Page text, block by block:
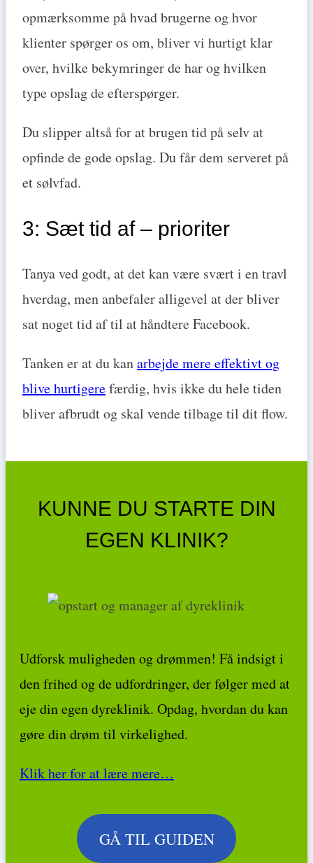
opmærksomme på hvad brugerne og hvor
klienter spørger os om, bliver vi hurtigt klar
over, hvilke bekymringer de har og hvilken
type opslag de efterspørger.
Du slipper altså for at brugen tid på selv at
opfinde de gode opslag. Du får dem serveret på
et sølvfad.
3: Sæt tid af – prioriter
Tanya ved godt, at det kan være svært i en travl
hverdag, men anbefaler alligevel at der bliver
sat noget tid af til at håndtere Facebook.
Tanken er at du kanarbejde mere effektivt og
blive hurtigerefærdig, hvis ikke du hele tiden
bliver afbrudt og skal vende tilbage til dit flow.
KUNNE DU STARTE DIN
EGEN KLINIK?
Udforsk muligheden og drømmen! Få indsigt i
den frihed og de udfordringer, der følger med at
eje din egen dyreklinik. Opdag, hvordan du kan
gøre din drøm til virkelighed.
Klik her for at lære mere…
GÅ TIL GUIDEN